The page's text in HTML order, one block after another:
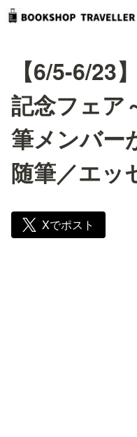
【6/5-6/23
記念フェア
筆メンバー
随筆／エッ
Xでポスト